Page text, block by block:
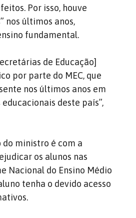
Por isso, houve
nos últimos anos,
fundamental.
de Educação]
por parte do MEC, que
nos últimos anos em
deste país”,
ministro é com a
os alunos nas
Nacional do Ensino Médio
tenha o devido acesso